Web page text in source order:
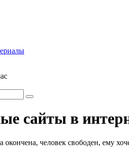
сайты в
окончена, человек свободен, ему